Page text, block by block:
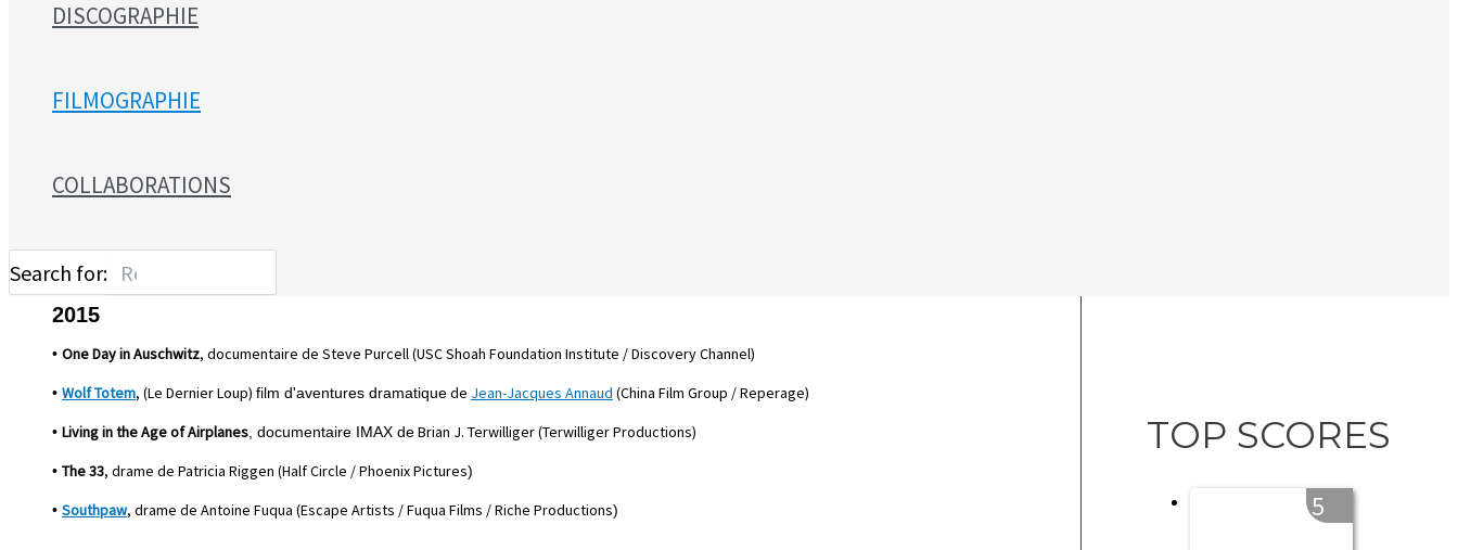
DISCOGRAPHIE
FILMOGRAPHIE
COLLABORATIONS
Search for:
2015
• One Day in Auschwitz, documentaire de Steve Purcell(USC Shoah Foundation Institute /Discovery Channel)
• Wolf Totem, (Le Dernier Loup) film d'aventures dramatiquede Jean-Jacques Annaud (China Film Group / Reperage)
• Living in the Age of Airplanes , documentaire IMAX deBrian J. Terwilliger (Terwilliger Productions)
• The 33, drame de Patricia Riggen (Half Circle / Phoenix Pictures)
• Southpaw, drame de Antoine Fuqua (Escape Artists / Fuqua Films / Riche Productions)
TOP SCORES
5